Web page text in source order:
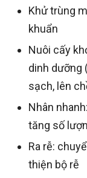
Khử trùng
khuẩn
Nuôi cấy
dinh dưỡng
sạch, lên
Nhân
tăng số
Ra rễ:
thiện bộ rễ